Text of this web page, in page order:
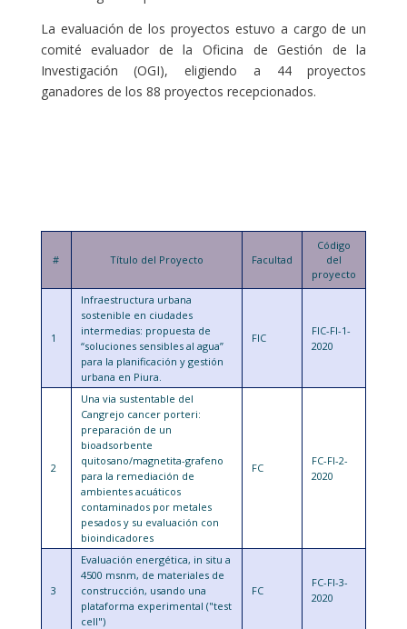
La evaluación de los proyectos estuvo a cargo de un
comité evaluador de la Oficina de Gestión de la
Investigación (OGI), eligiendo a 44 proyectos
ganadores de los 88 proyectos recepcionados.
# Título del Proyecto Facultad
Código
del
proyecto
1
Infraestructura urbana
sostenible en ciudades
intermedias: propuesta de
“soluciones sensibles al agua”
para la planificación y gestión
urbana en Piura.
FIC
FIC-FI-1-
2020
2
Una via sustentable del
Cangrejo cancer porteri:
preparación de un
bioadsorbente
quitosano/magnetita-grafeno
para la remediación de
ambientes acuáticos
contaminados por metales
pesados y su evaluación con
bioindicadores
FC
FC-FI-2-
2020
3
Evaluación energética, in situ a
4500 msnm, de materiales de
construcción, usando una
plataforma experimental ("test
cell")
FC
FC-FI-3-
2020